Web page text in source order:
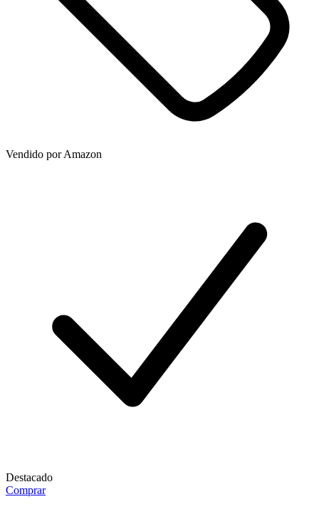
Vendido porAmazon
Destacado
Comprar